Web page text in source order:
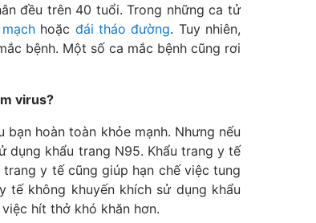
đều trên 40 tuổi. Trong những ca tử
hoặc đái tháo đường. Tuy nhiên,
bệnh. Một số ca mắc bệnh cũng rơi
virus?
hoàn toàn khỏe mạnh. Nhưng nếu
dụng khẩu trang N95. Khẩu trang y tế
y tế cũng giúp hạn chế việc tung
không khuyến khích sử dụng khẩu
hít thở khó khăn hơn.